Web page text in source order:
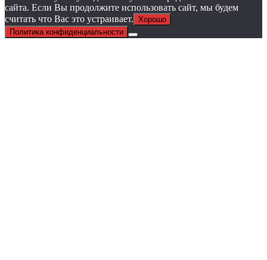
сайта. Если Вы продолжите использовать сайт, мы будем
считать что Вас это устраивает. Хорошо
Политика конфиденциальности